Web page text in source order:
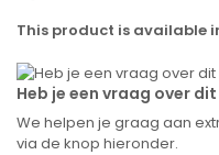
This product is available
Heb je een vraag over
We helpen je graag aan
via de knop hieronder.